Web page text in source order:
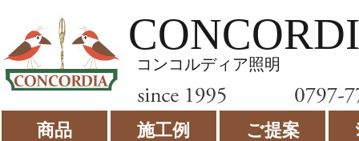
コンコルディア照明
商品 施工例 ご提案